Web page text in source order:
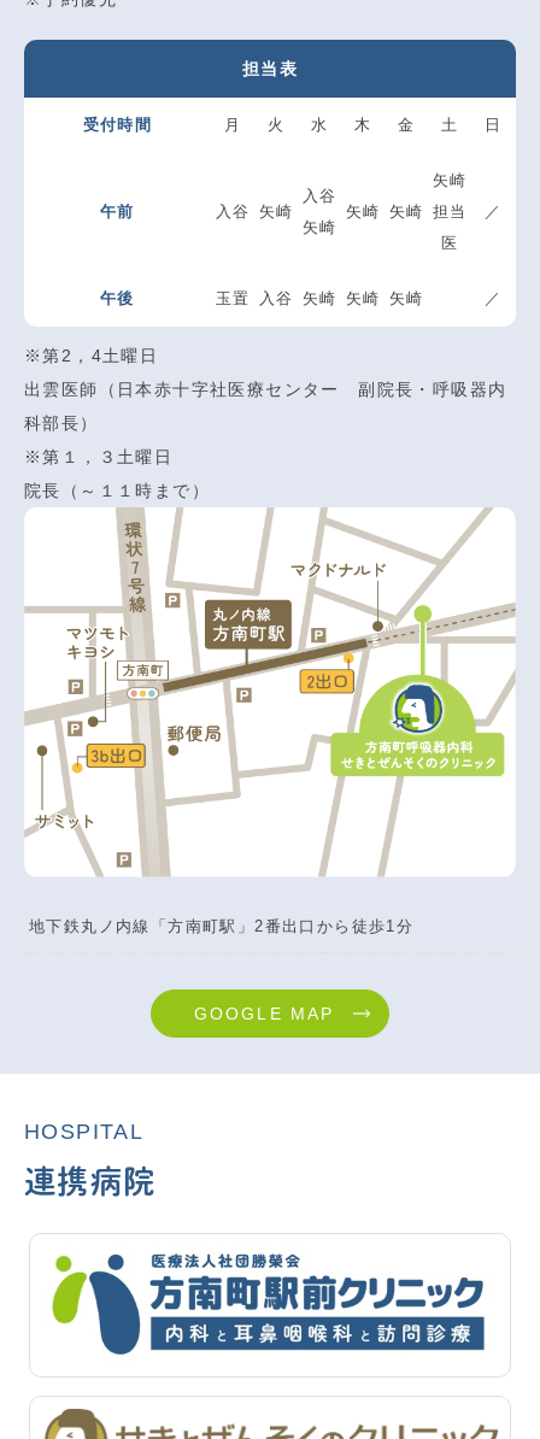
担当表
受付時間 月 火 水 木 金 土 日
午前 入谷 矢崎
入谷
矢崎
矢崎 矢崎
矢崎
担当
医
／
午後 玉置 入谷 矢崎 矢崎 矢崎 ／
※第2，4土曜日
出雲医師（日本赤十字社医療センター 副院長・呼吸器内
科部長）
※第１，３土曜日
院長（～１１時まで）
地下鉄丸ノ内線「方南町駅」2番出口から徒歩1分
GOOGLE MAP
HOSPITAL
連携病院